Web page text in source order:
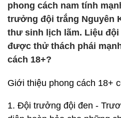
phong cách nam tính
trưởng đội trắng Nguyên
thư sinh lịch lãm. Liệu
được thử thách phái
cách 18+?
Giới thiệu phong cách 18+
1. Đội trưởng đội đen -